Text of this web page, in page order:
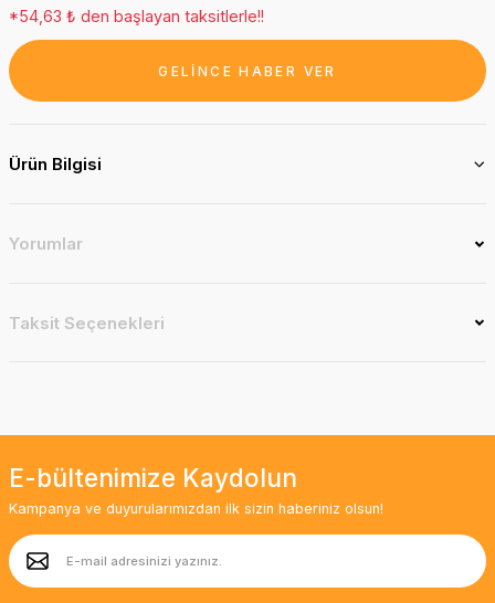
*54,63 ₺ den başlayan taksitlerle!!
GELİNCE HABER VER
Ürün Bilgisi
Yorumlar
Taksit Seçenekleri
E-bültenimize Kaydolun
Kampanya ve duyurularımızdan ilk sizin haberiniz olsun!